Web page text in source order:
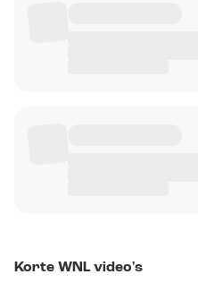
Korte WNL video's